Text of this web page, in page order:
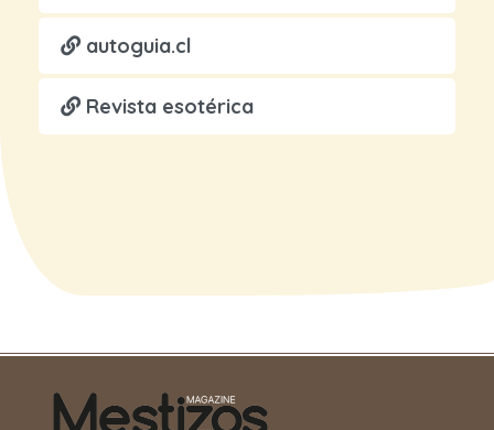
autoguia.cl
Revista esotérica